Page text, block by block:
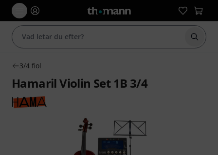
Börja
3/4 fiol
Hamaril Violin Set 1B 3/4